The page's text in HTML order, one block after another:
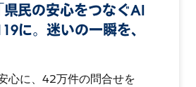
民の安心をつなぐAI
に。迷いの一瞬を、
心に、42万件の問合せを